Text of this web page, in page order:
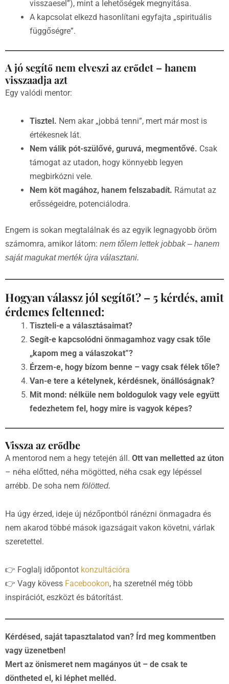
visszaesel”), mint a lehetőségek megnyitása.
A kapcsolat elkezd hasonlítani egyfajta „spirituális
függőségre”.
A jó segítő nem elveszi az erődet – hanem
visszaadja azt
Egy valódi mentor:
Tisztel. Nem akar „jobbá tenni”, mert már most is
értékesnek lát.
Nem válik pót-szülővé, guruvá, megmentővé. Csak
támogat az utadon, hogy könnyebb legyen
megbirkózni vele.
Nem köt magához, hanem felszabadít. Rámutat az
erősségeidre, potenciálodra.
Engem is sokan megtalálnak és az egyik legnagyobb öröm
számomra, amikor látom: nem tőlem lettek jobbak – hanem
saját magukat merték újra választani.
Hogyan válassz jól segítőt? – 5 kérdés, amit
érdemes feltenned:
Tiszteli-e a választásaimat?
Segít-e kapcsolódni önmagamhoz vagy csak tőle
„kapom meg a válaszokat”?
Érzem-e, hogy bízom benne – vagy csak félek tőle?
Van-e tere a kételynek, kérdésnek, önállóságnak?
Mit mond: nélküle nem boldogulok vagy vele együtt
fedezhetem fel, hogy mire is vagyok képes?
Vissza az erődbe
A mentorod nem a hegy tetején áll. Ott van melletted az úton
– néha előtted, néha mögötted, néha csak egy lépéssel
arrébb. De soha nem fölötted.
Ha úgy érzed, ideje új nézőpontból ránézni önmagadra és
nem akarod többé mások igazságait vakon követni, várlak
szeretettel.
👉 Foglalj időpontot konzultációra
👉 Vagy kövess Facebookon, ha szeretnél még több
inspirációt, eszközt és bátorítást.
Kérdésed, saját tapasztalatod van? Írd meg kommentben
vagy üzenetben!
Mert az önismeret nem magányos út – de csak te
döntheted el, ki léphet melléd.